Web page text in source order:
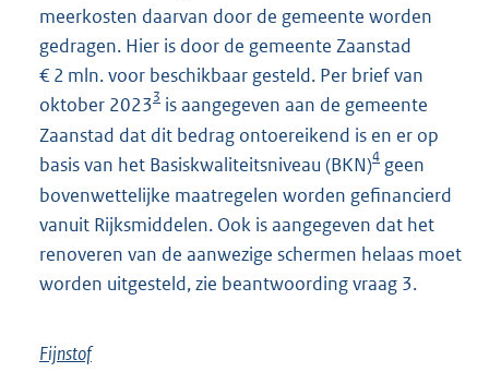
meerkosten daarvan door de gemeente worden
gedragen. Hier is door de gemeente Zaanstad
€ 2 mln. voor beschikbaar gesteld. Per brief van
oktober 20233 is aangegeven aan de gemeente
Zaanstad dat dit bedrag ontoereikend is en er op
basis van het Basiskwaliteitsniveau (BKN)4 geen
bovenwettelijke maatregelen worden gefinancierd
vanuit Rijksmiddelen. Ook is aangegeven dat het
renoveren van de aanwezige schermen helaas moet
worden uitgesteld, zie beantwoording vraag 3.
Fijnstof